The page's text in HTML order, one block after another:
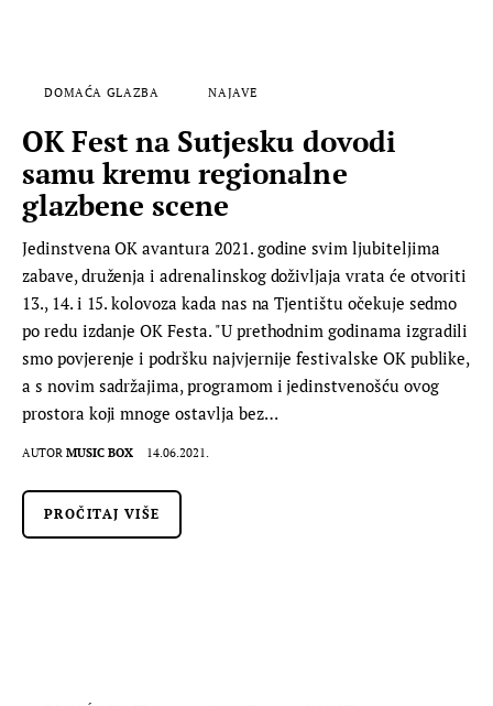
DOMAĆA GLAZBA NAJAVE
OK Fest na Sutjesku dovodi
samu kremu regionalne
glazbene scene
Jedinstvena OK avantura 2021. godine svim ljubiteljima
zabave, druženja i adrenalinskog doživljaja vrata će otvoriti
13., 14. i 15. kolovoza kada nas na Tjentištu očekuje sedmo
po redu izdanje OK Festa. "U prethodnim godinama izgradili
smo povjerenje i podršku najvjernije festivalske OK publike,
a s novim sadržajima, programom i jedinstvenošću ovog
prostora koji mnoge ostavlja bez…
AUTOR MUSIC BOX 14.06.2021.
PROČITAJ VIŠE